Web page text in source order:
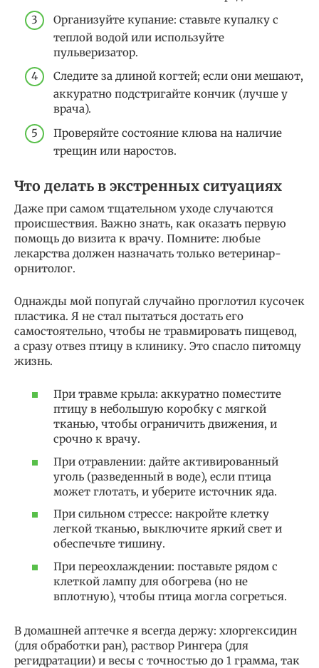
Организуйте купание: ставьте купалку с
теплой водой или используйте
пульверизатор.
Следите за длиной когтей; если они мешают,
аккуратно подстригайте кончик (лучше у
врача).
Проверяйте состояние клюва на наличие
трещин или наростов.
Что делать в экстренных ситуациях
Даже при самом тщательном уходе случаются
происшествия. Важно знать, как оказать первую
помощь до визита к врачу. Помните: любые
лекарства должен назначать только ветеринар-
орнитолог.
Однажды мой попугай случайно проглотил кусочек
пластика. Я не стал пытаться достать его
самостоятельно, чтобы не травмировать пищевод,
а сразу отвез птицу в клинику. Это спасло питомцу
жизнь.
При травме крыла: аккуратно поместите
птицу в небольшую коробку с мягкой
тканью, чтобы ограничить движения, и
срочно к врачу.
При отравлении: дайте активированный
уголь (разведенный в воде), если птица
может глотать, и уберите источник яда.
При сильном стрессе: накройте клетку
легкой тканью, выключите яркий свет и
обеспечьте тишину.
При переохлаждении: поставьте рядом с
клеткой лампу для обогрева (но не
вплотную), чтобы птица могла согреться.
В домашней аптечке я всегда держу: хлоргексидин
(для обработки ран), раствор Рингера (для
регидратации) и весы с точностью до 1 грамма, так